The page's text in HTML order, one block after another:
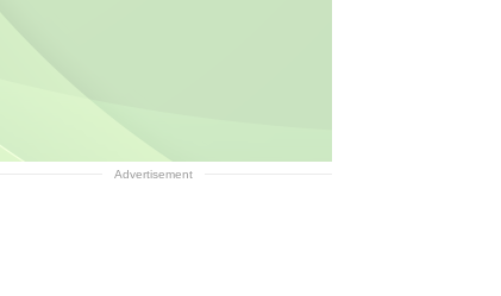
Advertisement